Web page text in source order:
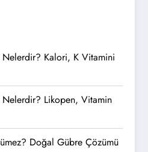
Nelerdir? Kalori, K Vitamini
Nelerdir? Likopen, Vitamin
Doğal Gübre Çözümü